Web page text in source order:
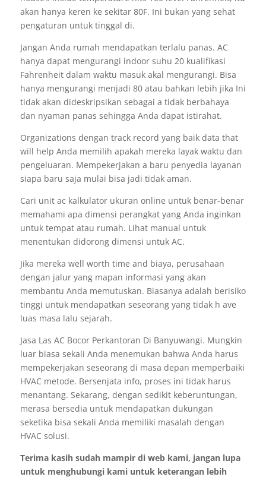
akan hanya keren ke sekitar 80F. Ini bukan yang sehat
pengaturan untuk tinggal di.
Jangan Anda rumah mendapatkan terlalu panas. AC
hanya dapat mengurangi indoor suhu 20 kualifikasi
Fahrenheit dalam waktu masuk akal mengurangi. Bisa
hanya mengurangi menjadi 80 atau bahkan lebih jika Ini
tidak akan dideskripsikan sebagai a tidak berbahaya
dan nyaman panas sehingga Anda dapat istirahat.
Organizations dengan track record yang baik data that
will help Anda memilih apakah mereka layak waktu dan
pengeluaran. Mempekerjakan a baru penyedia layanan
siapa baru saja mulai bisa jadi tidak aman.
Cari unit ac kalkulator ukuran online untuk benar-benar
memahami apa dimensi perangkat yang Anda inginkan
untuk tempat atau rumah. Lihat manual untuk
menentukan didorong dimensi untuk AC.
Jika mereka well worth time and biaya, perusahaan
dengan jalur yang mapan informasi yang akan
membantu Anda memutuskan. Biasanya adalah berisiko
tinggi untuk mendapatkan seseorang yang tidak h ave
luas masa lalu sejarah.
Jasa Las AC Bocor Perkantoran Di Banyuwangi. Mungkin
luar biasa sekali Anda menemukan bahwa Anda harus
mempekerjakan seseorang di masa depan memperbaiki
HVAC metode. Bersenjata info, proses ini tidak harus
menantang. Sekarang, dengan sedikit keberuntungan,
merasa bersedia untuk mendapatkan dukungan
seketika bisa sekali Anda memiliki masalah dengan
HVAC solusi.
Terima kasih sudah mampir di web kami, jangan lupa
untuk menghubungi kami untuk keterangan lebih